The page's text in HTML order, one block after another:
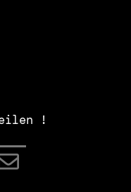
!